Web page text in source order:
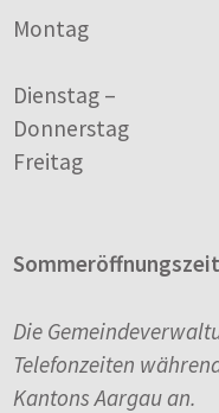
TagÖffnungszeiten
Montag
Dienstag –
Donnerstag
Freitag
Die
Telefonzeiten
Kantons Aargau an.